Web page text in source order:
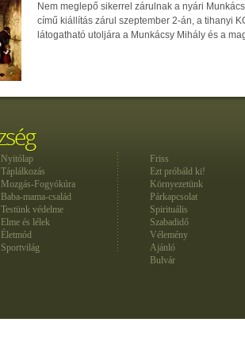
Nem meglepő sikerrel zárulnak a nyári
című kiállítás zárul szeptember 2-án, a tihanyi
látogatható utoljára a Munkácsy Mihály és a
Nyitólap
Táplálkozás
Mozgás-Fogyókúra
Baba-mama-család
Testünk védelme
Elme és lélek
Életmód
Sportvilág
Friss
Ezt próbáld ki!
Környezetünk
Párkapcsolat
Spirituális
Szabadidő
Vélemény
Ajánló
Bulvár